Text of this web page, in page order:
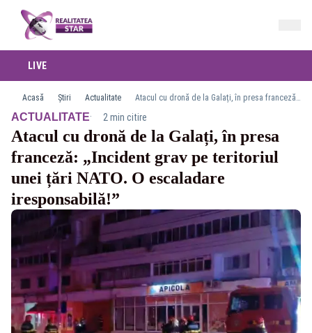
LIVE
Acasă Știri Actualitate Atacul cu dronă de la Galați, în presa franceză: „Incident grav pe teritoriul unei țări NATO. O escaladare iresponsabilă!”
ACTUALITATE· 2 min citire
Atacul cu dronă de la Galați, în presa
franceză: „Incident grav pe teritoriul
unei țări NATO. O escaladare
iresponsabilă!”